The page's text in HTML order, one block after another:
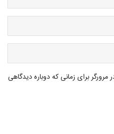
برای زمانی که دوباره دیدگاهی